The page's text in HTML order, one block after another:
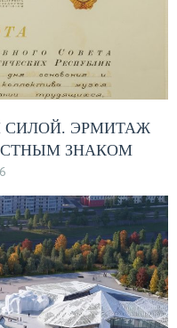
СИЛОЙ. ЭРМИТАЖ
ЗНАКОМ